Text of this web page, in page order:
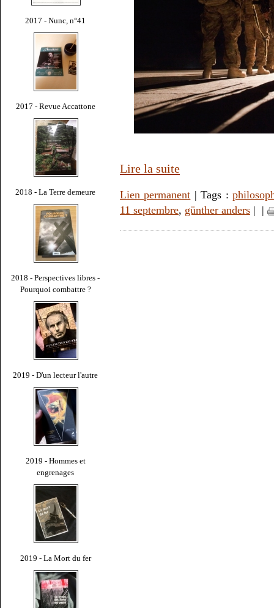
2017 - Nunc, n°41
2017 - Revue Accattone
2018 - La Terre demeure
2018 - Perspectives libres -
Pourquoi combattre ?
2019 - D'un lecteur l'autre
2019 - Hommes et
engrenages
2019 - La Mort du fer
Lire la suite
Lien permanent | Tags :
11 septembre, günther anders | |